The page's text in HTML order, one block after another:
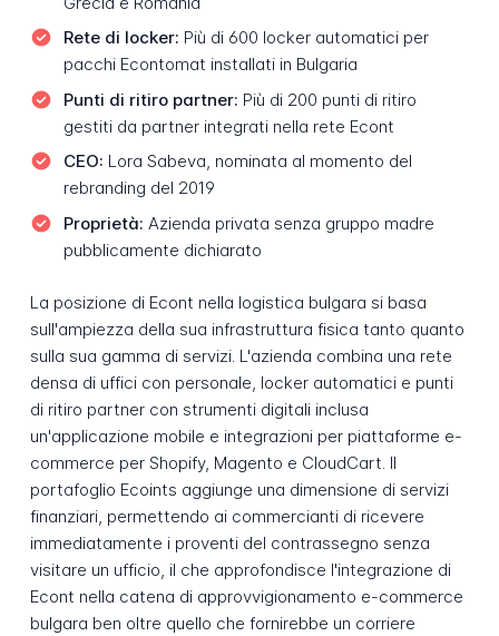
Rete di locker: Più di 600 locker automatici per
pacchi Econtomat installati in Bulgaria
Punti di ritiro partner: Più di 200 punti di ritiro
gestiti da partner integrati nella rete Econt
CEO: Lora Sabeva, nominata al momento del
rebranding del 2019
Proprietà: Azienda privata senza gruppo madre
pubblicamente dichiarato
La posizione di Econt nella logistica bulgara si basa
sull'ampiezza della sua infrastruttura fisica tanto quanto
sulla sua gamma di servizi. L'azienda combina una rete
densa di uffici con personale, locker automatici e punti
di ritiro partner con strumenti digitali inclusa
un'applicazione mobile e integrazioni per piattaforme e-
commerce per Shopify, Magento e CloudCart. Il
portafoglio Ecoints aggiunge una dimensione di servizi
finanziari, permettendo ai commercianti di ricevere
immediatamente i proventi del contrassegno senza
visitare un ufficio, il che approfondisce l'integrazione di
Econt nella catena di approvvigionamento e-commerce
bulgara ben oltre quello che fornirebbe un corriere